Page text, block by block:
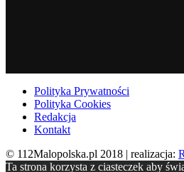
Polityka Prywatności
Polityka Cookies
Redakcja
Kontakt
© 112Malopolska.pl 2018 | realizacja:
Ta strona korzysta z ciasteczek aby